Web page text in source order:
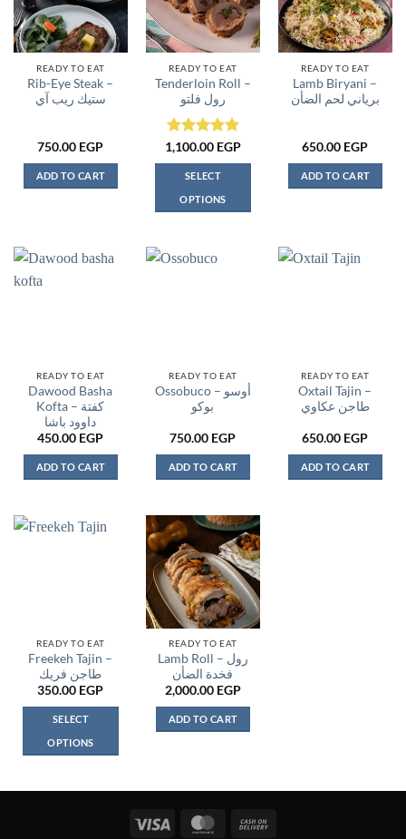
READY TO EAT
Rib-Eye Steak –
ستيك ريب آي
750.00 EGP
ADD TO CART
READY TO EAT
Tenderloin Roll –
رول فلتو
Rated5
out of 5
1,100.00 EGP
SELECT
OPTIONS
has
be
chosen
on
page
READY TO EAT
Lamb Biryani –
برياني لحم الضأن
650.00 EGP
ADD TO CART
READY TO EAT
Dawood Basha
Kofta – كفتة
داوود باشا
450.00 EGP
ADD TO CART
READY TO EAT
Ossobuco – أوسو
بوكو
750.00 EGP
ADD TO CART
READY TO EAT
Oxtail Tajin –
طاجن عكاوي
650.00 EGP
ADD TO CART
READY TO EAT
Freekeh Tajin –
طاجن فريك
350.00 EGP
SELECT
OPTIONS
READY TO EAT
Lamb Roll – رول
فخدة الضأن
2,000.00 EGP
ADD TO CART
Visa MasterCard